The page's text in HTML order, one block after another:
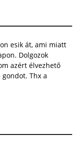
esik át, ami miatt
Dolgozok
azért élvezhető
Thx a